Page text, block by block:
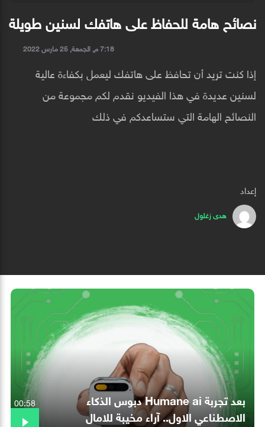
نصائح هامة للحفاظ على هاتفك لسنين طويلة
7:18 م, الجمعة, 25 مارس 2022
إذا كنت تريد أن تحافظ على هاتفك ليعمل بكفاءة عالية
لسنين عديدة في هذا الفيديو نقدم لكم مجموعة من
النصائح الهامة التي ستساعدكم في ذلك
إعداد
هدى زغلول
بعد تجربة Humane ai دبوس الذكاء
الاصطناعي الاول.. آراء مخيبة للامال
00:58